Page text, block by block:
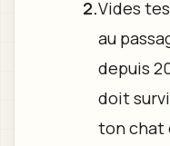
Vides
au
depuis
doit
ton chat